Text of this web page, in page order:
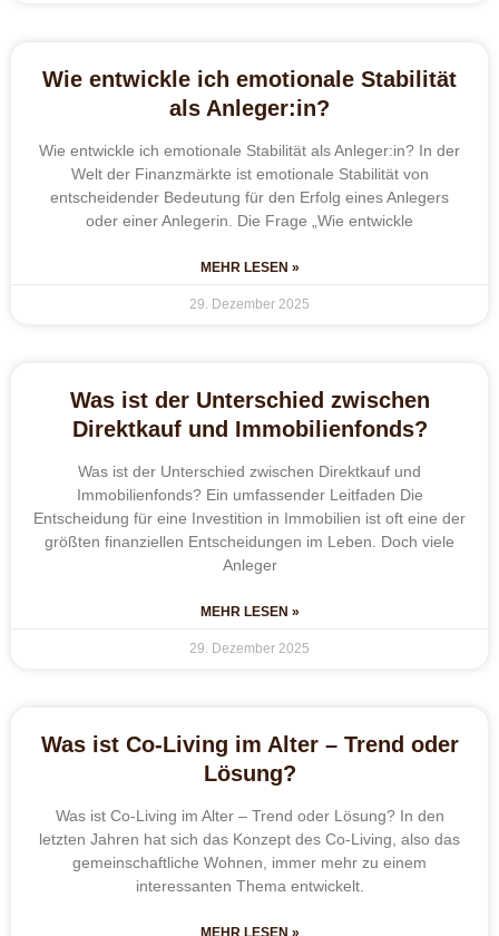
Wie entwickle ich emotionale Stabilität
als Anleger:in?
Wie entwickle ich emotionale Stabilität als Anleger:in? In der
Welt der Finanzmärkte ist emotionale Stabilität von
entscheidender Bedeutung für den Erfolg eines Anlegers
oder einer Anlegerin. Die Frage „Wie entwickle
MEHR LESEN »
29. Dezember 2025
Was ist der Unterschied zwischen
Direktkauf und Immobilienfonds?
Was ist der Unterschied zwischen Direktkauf und
Immobilienfonds? Ein umfassender Leitfaden Die
Entscheidung für eine Investition in Immobilien ist oft eine der
größten finanziellen Entscheidungen im Leben. Doch viele
Anleger
MEHR LESEN »
29. Dezember 2025
Was ist Co-Living im Alter – Trend oder
Lösung?
Was ist Co-Living im Alter – Trend oder Lösung? In den
letzten Jahren hat sich das Konzept des Co-Living, also das
gemeinschaftliche Wohnen, immer mehr zu einem
interessanten Thema entwickelt.
MEHR LESEN »